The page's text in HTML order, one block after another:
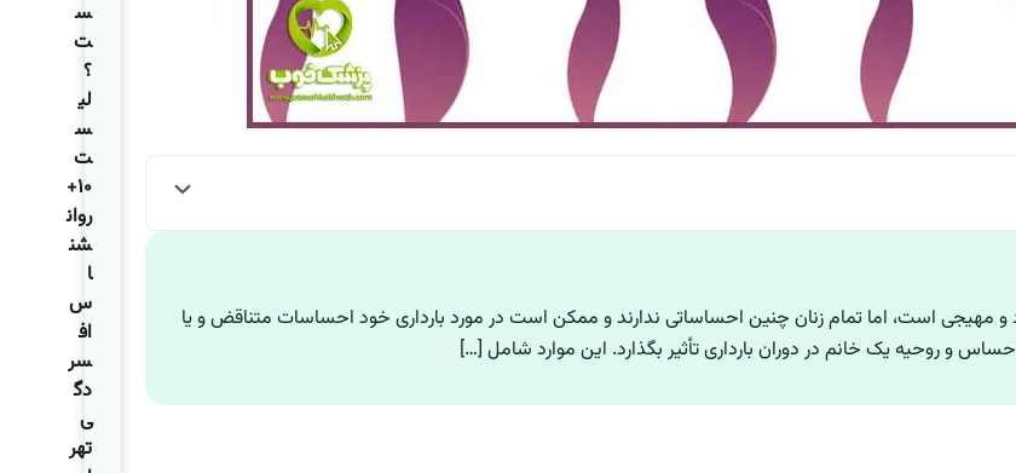
و مهیجی است، اما تمام زنان چنین احساساتی ندارند و ممکن است در مورد بارداری خود احساسات متناقض و یا
و روحیه یک خانم در دوران بارداری تأثیر بگذارد. این موارد شامل […]
س
ت
؟
لی
س
ت
۱۰+
روان
شن
ا
س
اف
سر
دگ
ی
تهر